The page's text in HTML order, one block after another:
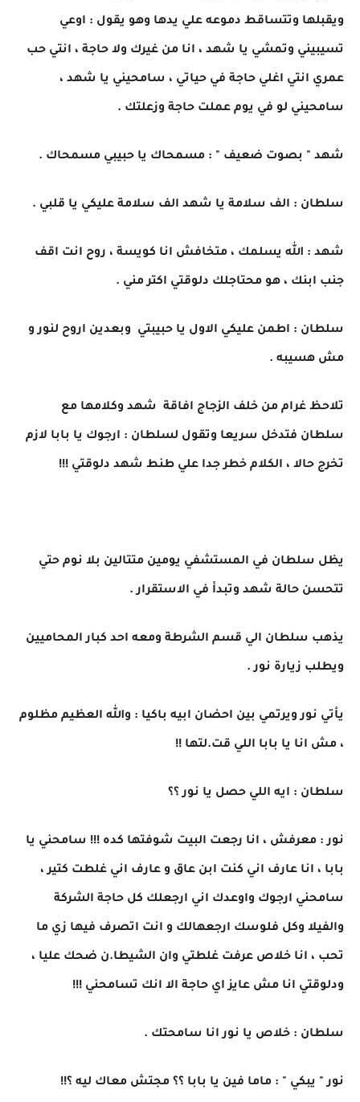
ويقبلها وتتساقط دموعه علي يدها وهو يقول : اوعي
تسيبيني وتمشي يا شهد ، انا من غيرك ولا حاجة ، انتي حب
عمري انتي اغلي حاجة في حياتي ، سامحيني يا شهد ،
سامحيني لو في يوم عملت حاجة وزعلتك .
شهد " بصوت ضعيف " : مسمحاك يا حبيبي مسمحاك .
سلطان : الف سلامة يا شهد الف سلامة عليكي يا قلبي .
شهد : الله يسلمك ، متخافش انا كويسة ، روح انت اقف
جنب ابنك ، هو محتاجلك دلوقتي اكتر مني .
سلطان : اطمن عليكي الاول يا حبيبتي وبعدين اروح لنور و
مش هسيبه .
تلاحظ غرام من خلف الزجاج افاقة شهد وكلامها مع
سلطان فتدخل سريعا وتقول لسلطان : ارجوك يا بابا لازم
تخرج حالا ، الكلام خطر جدا علي طنط شهد دلوقتي !!!
يظل سلطان في المستشفي يومين متتالين بلا نوم حتي
تتحسن حالة شهد وتبدأ في الاستقرار .
يذهب سلطان الي قسم الشرطة ومعه احد كبار المحاميين
ويطلب زيارة نور .
يأتي نور ويرتمي بين احضان ابيه باكيا : والله العظيم مظلوم
، مش انا يا بابا اللي قت.لتها !!
سلطان : ايه اللي حصل يا نور ؟؟
نور : معرفش ، انا رجعت البيت شوفتها كده !!! سامحني يا
بابا ، انا عارف اني كنت ابن عاق و عارف اني غلطت كتير ،
سامحني ارجوك واوعدك اني ارجعلك كل حاجة الشركة
والفيلا وكل فلوسك ارجعهالك و انت اتصرف فيها زي ما
تحب ، انا خلاص عرفت غلطتي وان الشيطا.ن ضحك عليا ،
ودلوقتي انا مش عايز اي حاجة الا انك تسامحني !!!
سلطان : خلاص يا نور انا سامحتك .
نور " يبكي " : ماما فين يا بابا ؟؟ مجتش معاك ليه ؟!!